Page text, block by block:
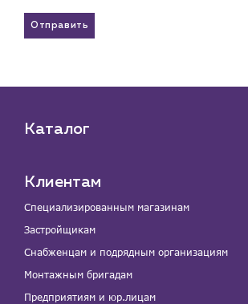
Отправить
Каталог
Клиентам
Специализированным магазинам
Застройщикам
Снабженцам и подрядным организациям
Монтажным бригадам
Предприятиям и юр.лицам